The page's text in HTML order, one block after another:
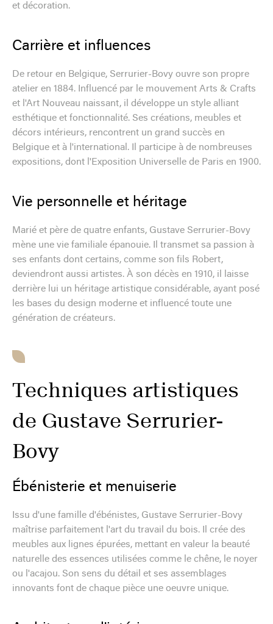
et décoration.
Carrière et influences
De retour en Belgique, Serrurier-Bovy ouvre son propre
atelier en 1884. Influencé par le mouvement Arts & Crafts
et l'Art Nouveau naissant, il développe un style alliant
esthétique et fonctionnalité. Ses créations, meubles et
décors intérieurs, rencontrent un grand succès en
Belgique et à l'international. Il participe à de nombreuses
expositions, dont l'Exposition Universelle de Paris en 1900.
Vie personnelle et héritage
Marié et père de quatre enfants, Gustave Serrurier-Bovy
mène une vie familiale épanouie. Il transmet sa passion à
ses enfants dont certains, comme son fils Robert,
deviendront aussi artistes. À son décès en 1910, il laisse
derrière lui un héritage artistique considérable, ayant posé
les bases du design moderne et influencé toute une
génération de créateurs.
Techniques artistiques
de Gustave Serrurier-
Bovy
Ébénisterie et menuiserie
Issu d'une famille d'ébénistes, Gustave Serrurier-Bovy
maîtrise parfaitement l'art du travail du bois. Il crée des
meubles aux lignes épurées, mettant en valeur la beauté
naturelle des essences utilisées comme le chêne, le noyer
ou l'acajou. Son sens du détail et ses assemblages
innovants font de chaque pièce une oeuvre unique.